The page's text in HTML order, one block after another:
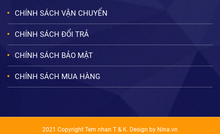
CHÍNH SÁCH VẬN CHUYỂN
CHÍNH SÁCH ĐỔI TRẢ
CHÍNH SÁCH BẢO MẬT
CHÍNH SÁCH MUA HÀNG
2021 Copyright Tem nhan T & K. Design by Nina.vn